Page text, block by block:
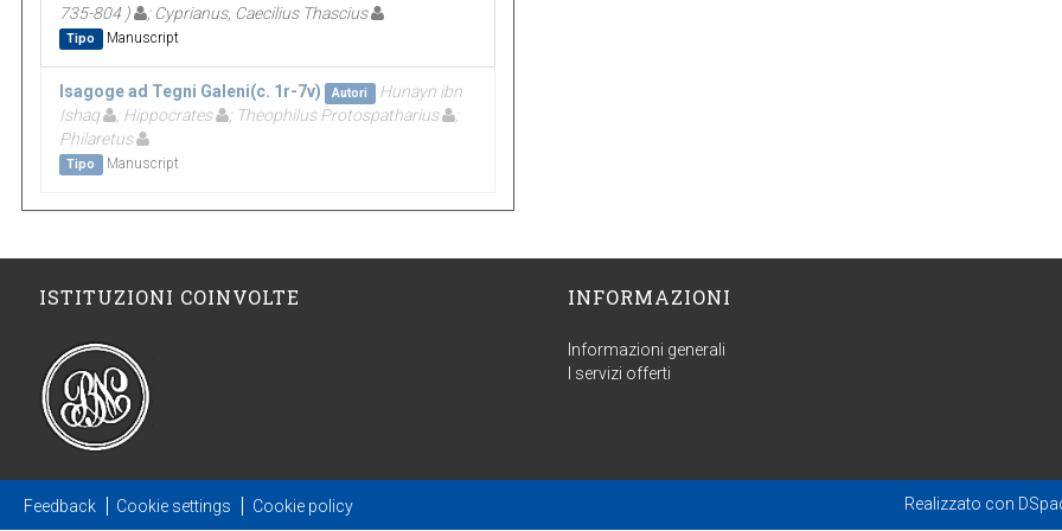
735-804 )
; Cyprianus, Caecilius Thascius
Tipo Manuscript
Isagoge ad Tegni Galeni(c. 1r-7v) Autori
Hunayn ibn
Ishaq
; Hippocrates ; Theophilus Protospatharius
;
Philaretus
Tipo Manuscript
ISTITUZIONI COINVOLTE INFORMAZIONI
Informazioni generali
I servizi offerti
Feedback Cookie settings Cookie policy Realizzato con